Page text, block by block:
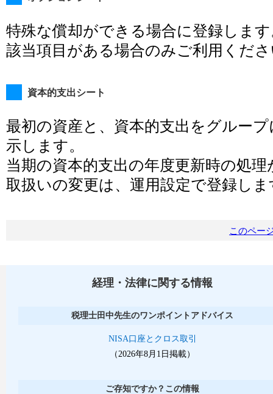
特殊な償却ができる場合に登録しま
該当項目がある場合のみご利用くだ
資本的支出シート
最初の資産と、資本的支出をグルー
示します。
当期の資本的支出の年度更新時の処
取扱いの変更は、運用設定で登録しま
このペー
経理・法律に関する情報
税理士田中先生のワンポイントアドバイス
NISA口座とクロス取引
（2026年8月1日掲載）
ご存知ですか？この情報